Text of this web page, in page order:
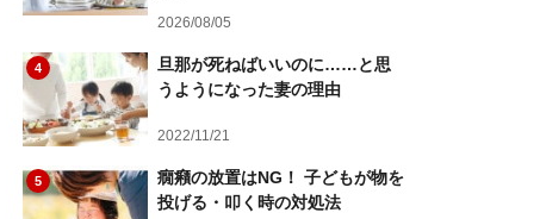
2026/08/05
4
旦那が死ねばいいのに……と思
うようになった妻の理由
2022/11/21
5
癇癪の放置はNG！ 子どもが物を
投げる・叩く時の対処法